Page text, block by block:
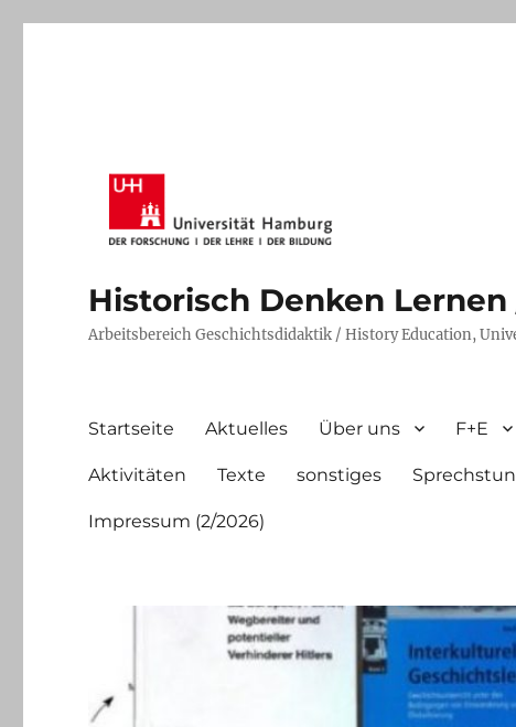
Historisch Denken
Arbeitsbereich Geschichtsdidaktik / History Education,
Startseite Aktuelles Über uns F+E
Aktivitäten Texte sonstiges
Impressum (2/2026)